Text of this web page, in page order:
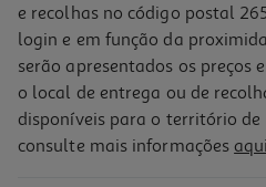
Telecomando Qilive 600171542 P/lg
e recolhas no código postal
login e em função da
serão apresentados os preços
o local de entrega ou de
disponíveis para o território
consulte mais informações aqui